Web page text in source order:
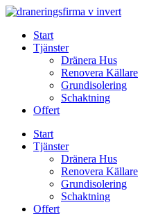
Skip
contentStart
Tjänster
Dränera Hus
Renovera Källare
Grundisolering
Schaktning
Offert
Start
Tjänster
Dränera Hus
Renovera Källare
Grundisolering
Schaktning
Offert